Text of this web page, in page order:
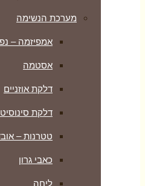
מערכת הנשימה
אמפיזמה –
אסטמה
דלקת אוזניים
דלקת
טטרנות –
כאבי גרון
ליחה